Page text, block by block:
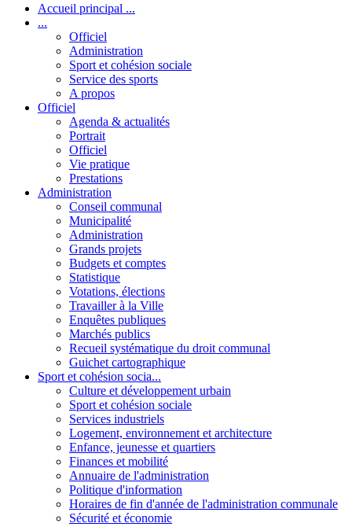
Accueil principal ...
...
Officiel
Administration
Sport et cohésion sociale
Service des sports
A propos
Officiel
Agenda & actualités
Portrait
Officiel
Vie pratique
Prestations
Administration
Conseil communal
Municipalité
Administration
Grands projets
Budgets et comptes
Statistique
Votations, élections
Travailler à la Ville
Enquêtes publiques
Marchés publics
Recueil systématique du droit communal
Guichet cartographique
Sport et cohésion socia...
Culture et développement urbain
Sport et cohésion sociale
Services industriels
Logement, environnement et architecture
Enfance, jeunesse et quartiers
Finances et mobilité
Annuaire de l'administration
Politique d'information
Horaires de fin d'année de l'administration communale
Sécurité et économie